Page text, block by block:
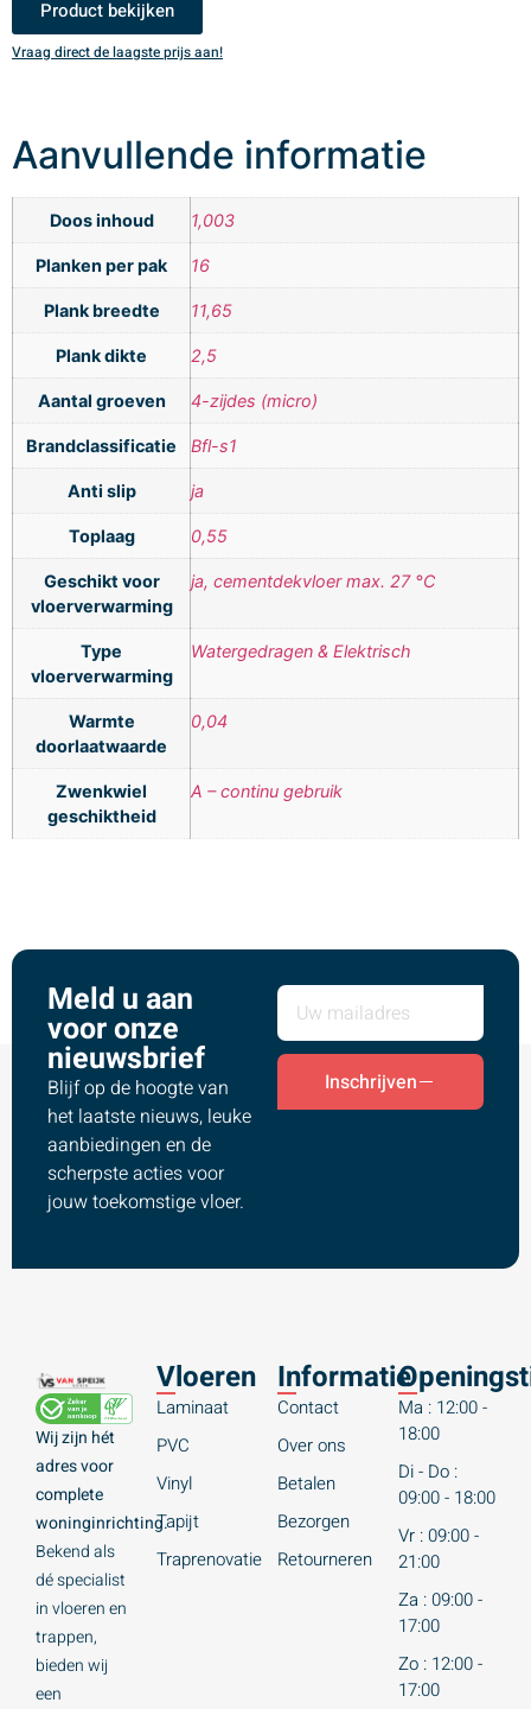
Product bekijken
Vraag direct de laagste prijs aan!
Aanvullende informatie
Doos inhoud 1,003
Planken per pak 16
Plank breedte 11,65
Plank dikte 2,5
Aantal groeven 4-zijdes (micro)
Brandclassificatie Bfl-s1
Anti slip ja
Toplaag 0,55
Geschikt voor
vloerverwarming
ja, cementdekvloer max. 27 °C
Type
vloerverwarming
Watergedragen & Elektrisch
Warmte
doorlaatwaarde
0,04
Zwenkwiel
geschiktheid
A – continu gebruik
Meld u aan
voor onze
nieuwsbrief
Blijf op de hoogte van
het laatste nieuws, leuke
aanbiedingen en de
scherpste acties voor
jouw toekomstige vloer.
Inschrijven
Wij zijn hét
adres voor
complete
woninginrichting.
Bekend als
dé specialist
in vloeren en
trappen,
bieden wij
een
Vloeren
Laminaat
PVC
Vinyl
Tapijt
Traprenovatie
Informatie
Contact
Over ons
Betalen
Bezorgen
Retourneren
Ma : 12:00 -
18:00
Di - Do :
09:00 - 18:00
Vr : 09:00 -
21:00
Za : 09:00 -
17:00
Zo : 12:00 -
17:00